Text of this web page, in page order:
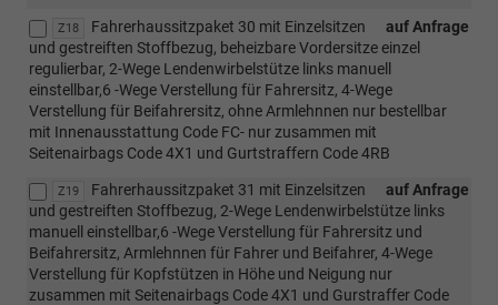
Z18 auf Anfrage
Fahrerhaussitzpaket 30 mit Einzelsitzen
und gestreiften Stoffbezug, beheizbare Vordersitze einzel
regulierbar, 2-Wege Lendenwirbelstütze links manuell
einstellbar,6 -Wege Verstellung für Fahrersitz, 4-Wege
Verstellung für Beifahrersitz, ohne Armlehnnen nur bestellbar
mit Innenausstattung Code FC- nur zusammen mit
Seitenairbags Code 4X1 und Gurtstraffern Code 4RB
Z19 auf Anfrage
Fahrerhaussitzpaket 31 mit Einzelsitzen
und gestreiften Stoffbezug, 2-Wege Lendenwirbelstütze links
manuell einstellbar,6 -Wege Verstellung für Fahrersitz und
Beifahrersitz, Armlehnnen für Fahrer und Beifahrer, 4-Wege
Verstellung für Kopfstützen in Höhe und Neigung nur
zusammen mit Seitenairbags Code 4X1 und Gurstraffer Code